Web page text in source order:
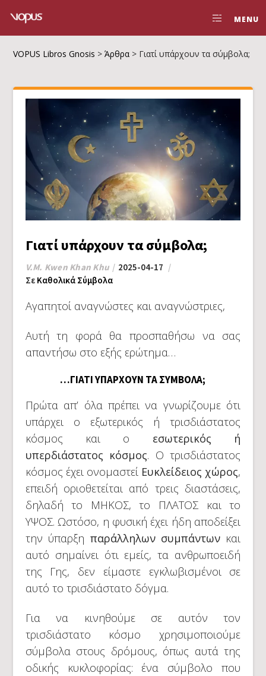
MENU
VOPUS Libros Gnosis >Άρθρα > Γιατί υπάρχουν τα σύμβολα;
Γιατί υπάρχουν τα σύμβολα;
V.M. Kwen Khan Khu
2025-04-17
Σε Καθολικά Σύμβολα
Αγαπητοί αναγνώστες και αναγνώστριες,
Aυτή τη φορά θα προσπαθήσω να σας
απαντήσω στο εξής ερώτημα…
…ΓΙΑΤΙ ΥΠΑΡΧΟΥΝ ΤΑ ΣΥΜΒΟΛΑ;
Πρώτα απ’ όλα πρέπει να γνωρίζουμε ότι
υπάρχει ο εξωτερικός ή τρισδιάστατος
κόσμος και ο εσωτερικός ή
υπερδιάστατος κόσμος. Ο τρισδιάστατος
κόσμος έχει ονομαστεί Ευκλείδειος χώρος,
επειδή οριοθετείται από τρεις διαστάσεις,
δηλαδή το ΜΗΚΟΣ, το ΠΛΑΤΟΣ και το
ΥΨΟΣ. Ωστόσο, η φυσική έχει ήδη αποδείξει
την ύπαρξη παράλληλων συμπάντωνκαι
αυτό σημαίνει ότι εμείς, τα ανθρωποειδή
της Γης, δεν είμαστε εγκλωβισμένοι σε
αυτό το τρισδιάστατο δόγμα.
Για να κινηθούμε σε αυτόν τον
τρισδιάστατο κόσμο χρησιμοποιούμε
σύμβολα στους δρόμους, όπως αυτά της
οδικής κυκλοφορίας: ένα σύμβολο που